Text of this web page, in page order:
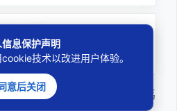
护合法权益
律硕士，执业于北京市炜
息保护声明
技术以改进用户体验。
意后关闭